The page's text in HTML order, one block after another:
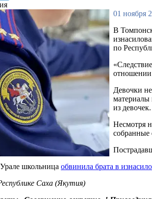
01 ноября
В
по
отношении
Девочки
материалы
из девочек.
Несмотря
собранные
школьница обвинила брата в
Саха (Якутия)